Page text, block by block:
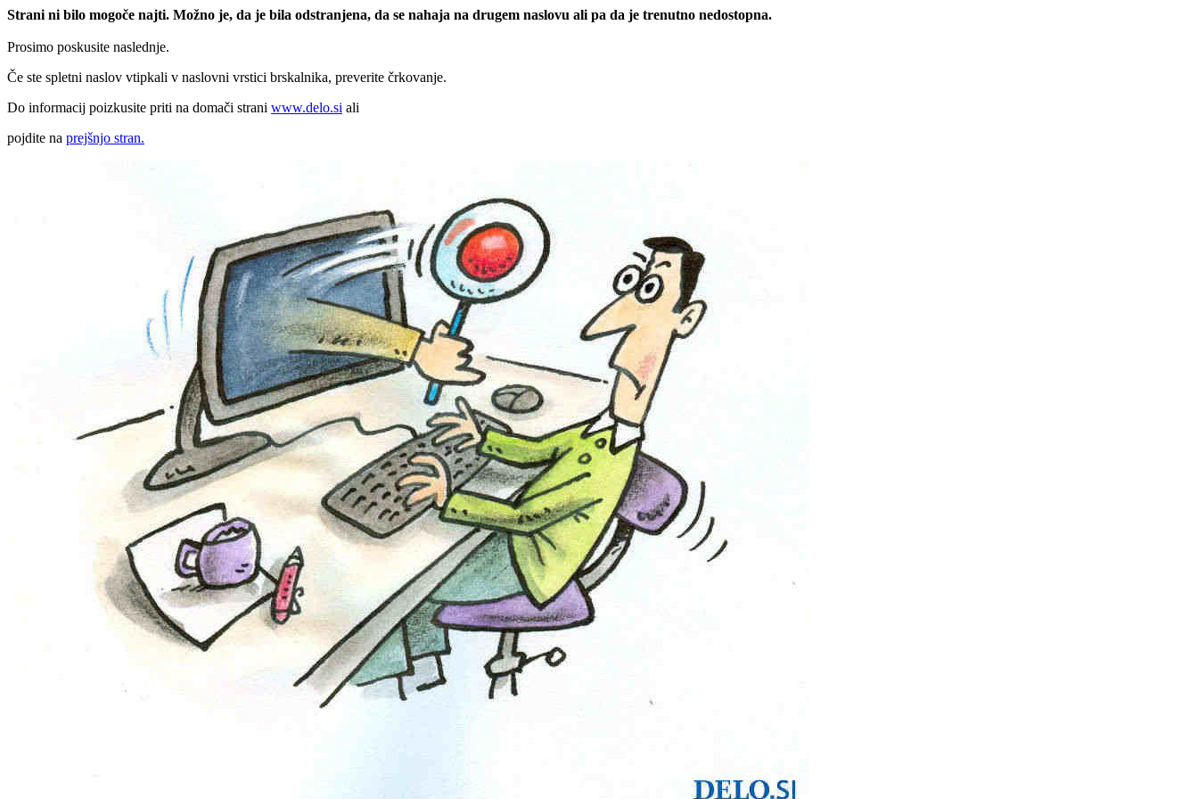
Strani ni bilo mogoče najti. Možno je, da je bila odstranjena, da se nahaja na drugem naslovu ali pa da je trenutno nedostopna.
Prosimo poskusite naslednje.
Če ste spletni naslov vtipkali v naslovni vrstici brskalnika, preverite črkovanje.
Do informacij poizkusite priti na domači strani www.delo.si ali
pojdite na prejšnjo stran.